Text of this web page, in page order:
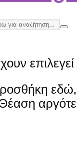
επιλεγεί
εδώ,